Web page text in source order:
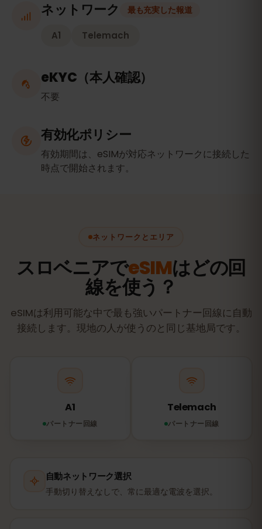
ネットワーク 最も充実した報道
A1 Telemach
eKYC（本人確認）
不要
有効化ポリシー
有効期間は、eSIMが対応ネットワークに接続した
時点で開始されます。
ネットワークとエリア
スロベニアでeSIMはどの回
線を使う？
eSIMは利用可能な中で最も強いパートナー回線に自動
接続します。現地の人が使うのと同じ基地局です。
A1
パートナー回線
Telemach
パートナー回線
自動ネットワーク選択
手動切り替えなしで、常に最適な電波を選択。